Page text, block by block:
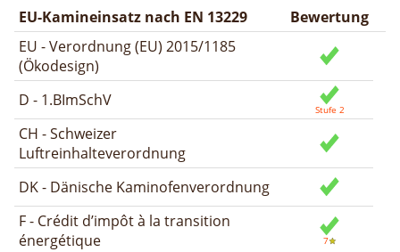
EU-Kamineinsatz nach EN 13229
Bewertung
EU - Verordnung (EU) 2015/1185
(Ökodesign)
D - 1.BImSchV
CH - Schweizer
Luftreinhalteverordnung
DK - Dänische Kaminofenverordnung
F - Crédit d’impôt à la transition
énergétique